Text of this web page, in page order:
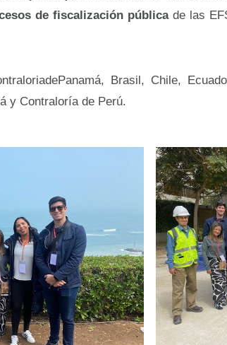
de fiscalización públicade las
Brasil, Chile,
y Contraloría de Perú.